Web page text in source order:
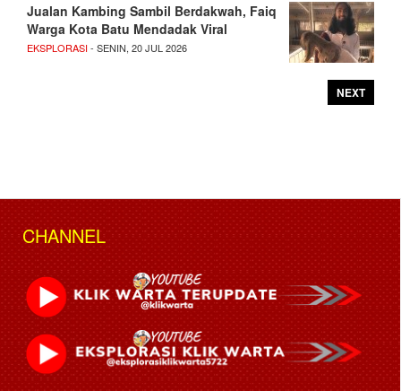
Jualan Kambing Sambil Berdakwah, Faiq
Warga Kota Batu Mendadak Viral
EKSPLORASI- SENIN, 20 JUL 2026
NEXT
CHANNEL